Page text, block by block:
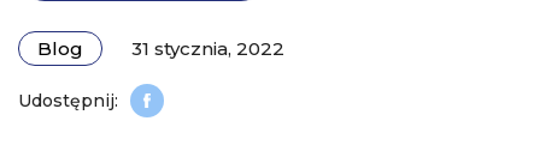
Blog 31 stycznia, 2022